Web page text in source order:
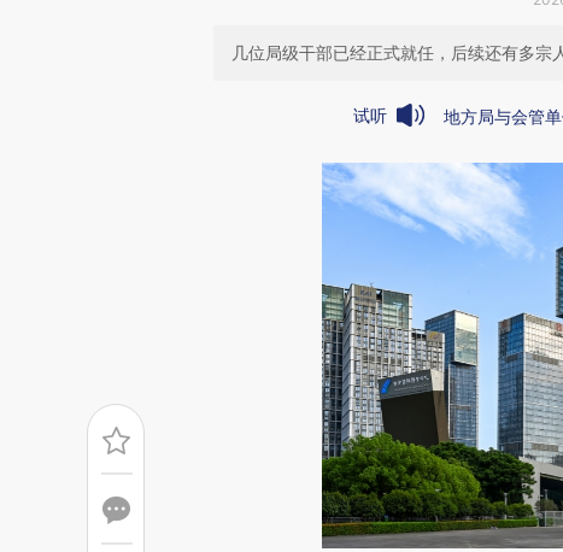
几位局级干部已经正式就任，后续还有多宗
试听 地方局与会管